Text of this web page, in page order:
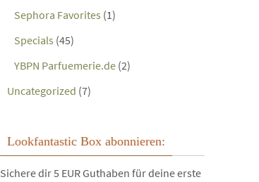
Sephora Favorites (1)
Specials (45)
YBPN Parfuemerie.de (2)
Uncategorized (7)
Lookfantastic Box abonnieren:
Sichere dir 5 EUR Guthaben für deine erste